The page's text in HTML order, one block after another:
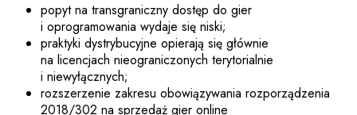
popyt na transgraniczny dostęp do gier
i oprogramowania wydaje się niski;
praktyki dystrybucyjne opierają się głównie
na licencjach nieograniczonych terytorialnie
i niewyłącznych;
rozszerzenie zakresu obowiązywania rozporządzenia
2018/302 na sprzedaż gier online